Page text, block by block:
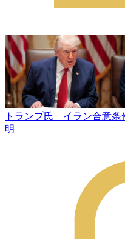
トランプ氏 イラン合意
明